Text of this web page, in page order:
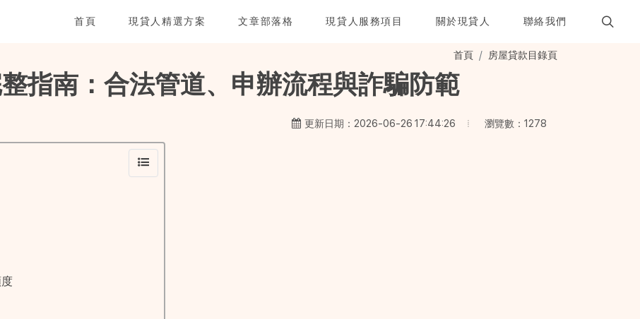
首頁 現貸人精選方案 文章部落格 現貸人服務項目 關於現貸人 聯絡我們
首頁 房屋貸款目錄頁
指南：合法管道、申辦流程與詐騙防範
更新日期：2026-06-26 17:44:26 瀏覽數：1278